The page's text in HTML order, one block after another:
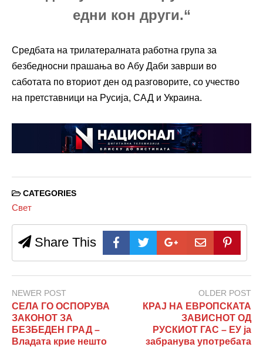
едни кон други.“
Средбата на трилатералната работна група за
безбедносни прашања во Абу Даби заврши во
саботата по вториот ден од разговорите, со учество
на претставници на Русија, САД и Украина.
CATEGORIES
Свет
Share This
NEWER POST
СЕЛА ГО ОСПОРУВА
ЗАКОНОТ ЗА
БЕЗБЕДЕН ГРАД –
Владата крие нешто
OLDER POST
КРАЈ НА ЕВРОПСКАТА
ЗАВИСНОТ ОД
РУСКИОТ ГАС – ЕУ ја
забранува употребата